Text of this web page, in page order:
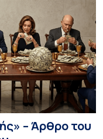
– Άρθρο του